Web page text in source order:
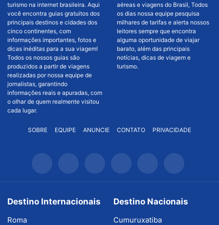
turismo na internet brasileira. Aqui
você encontra guias gratuitos dos
principais destinos e cidades dos
cinco continentes, com
informações importantes, fotos e
dicas inéditas para a sua viagem!
Todos os nossos guias são
produzidos a partir de viagens
realizadas por nossa equipe de
jornalistas, garantindo
informações reais e apuradas, com
o olhar de quem realmente visitou
cada lugar.
aéreas e viagens do Brasil, Todos
os dias nossa equipe pesquisa
milhares de tarifas e alerta nossos
leitores sempre que encontra
alguma oportunidade de viajar
barato, além das principais
notícias, dicas de viagem e
turismo.
SOBRE EQUIPE ANUNCIE CONTATO PRIVACIDADE
Destino Internacionais
Roma
Destino Nacionais
Cumuruxatiba